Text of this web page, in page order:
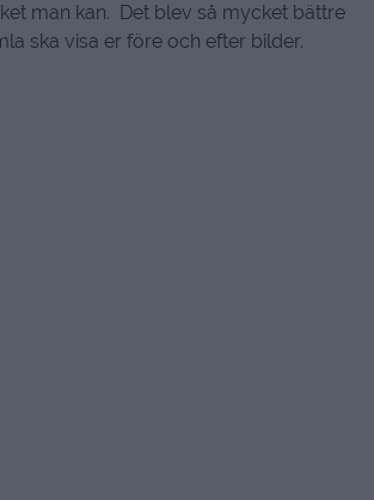
man kan. Det blev så mycket bättre
ska visa er före och efter bilder.